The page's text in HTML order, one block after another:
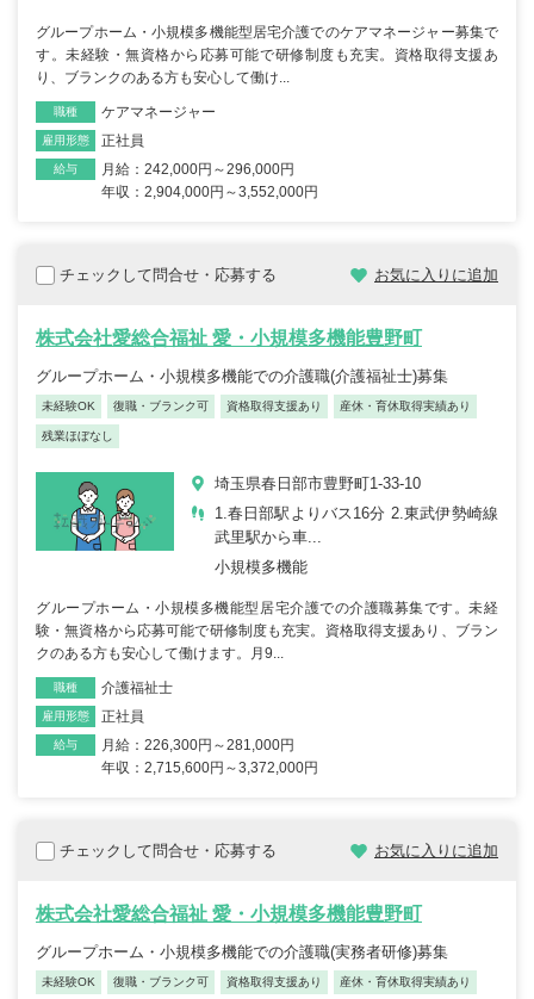
グループホーム・小規模多機能型居宅介護でのケアマネージャー募集で
す。未経験・無資格から応募可能で研修制度も充実。資格取得支援あ
り、ブランクのある方も安心して働け...
職種 ケアマネージャー
雇用形態 正社員
給与
月給：242,000円～296,000円
年収：2,904,000円～3,552,000円
チェックして問合せ・応募する お気に入りに追加
株式会社愛総合福祉 愛・小規模多機能豊野町
グループホーム・小規模多機能での介護職(介護福祉士)募集
未経験OK 復職・ブランク可 資格取得支援あり 産休・育休取得実績あり
残業ほぼなし
埼玉県春日部市豊野町1-33-10
1.春日部駅よりバス16分 2.東武伊勢崎線
武里駅から車...
小規模多機能
グループホーム・小規模多機能型居宅介護での介護職募集です。未経
験・無資格から応募可能で研修制度も充実。資格取得支援あり、ブラン
クのある方も安心して働けます。月9...
職種 介護福祉士
雇用形態 正社員
給与
月給：226,300円～281,000円
年収：2,715,600円～3,372,000円
チェックして問合せ・応募する お気に入りに追加
株式会社愛総合福祉 愛・小規模多機能豊野町
グループホーム・小規模多機能での介護職(実務者研修)募集
未経験OK 復職・ブランク可 資格取得支援あり 産休・育休取得実績あり